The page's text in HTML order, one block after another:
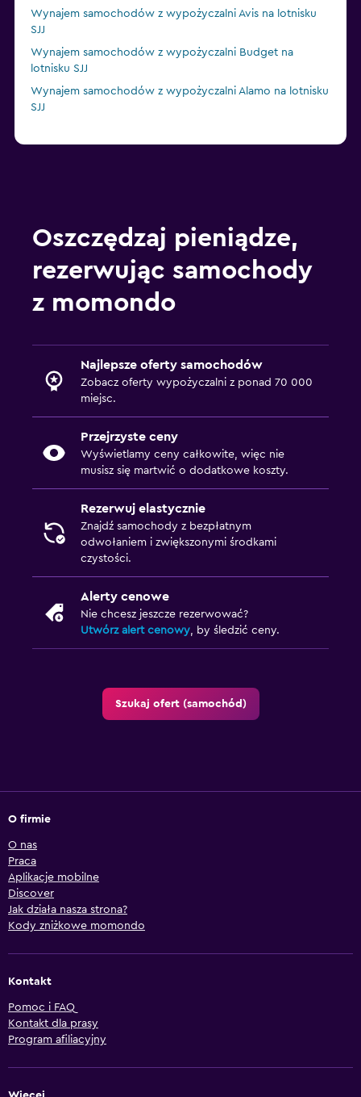
Wynajem samochodów z wypożyczalni Avis na lotnisku
SJJ
Wynajem samochodów z wypożyczalni Budget na
lotnisku SJJ
Wynajem samochodów z wypożyczalni Alamo na lotnisku
SJJ
Oszczędzaj pieniądze,
rezerwując samochody
z momondo
Najlepsze oferty samochodów
Zobacz oferty wypożyczalni z ponad 70 000
miejsc.
Przejrzyste ceny
Wyświetlamy ceny całkowite, więc nie
musisz się martwić o dodatkowe koszty.
Rezerwuj elastycznie
Znajdź samochody z bezpłatnym
odwołaniem i zwiększonymi środkami
czystości.
Alerty cenowe
Nie chcesz jeszcze rezerwować?
Utwórz alert cenowy, by śledzić ceny.
Szukaj ofert (samochód)
O firmie
O nas
Praca
Aplikacje mobilne
Discover
Jak działa nasza strona?
Kody zniżkowe momondo
Kontakt
Pomoc i FAQ
Kontakt dla prasy
Program afiliacyjny